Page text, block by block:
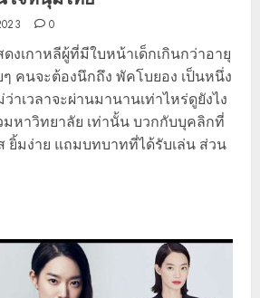
0
งเกาหลีผู้ที่มีใบหน้าเด็กเกินกว่าอายุ
คนจะต้องนึกถึง พัคโบยอง เป็นหนึ่ง
าเวลาจะผ่านมานานเท่าไหร่ดูยังไง
มหาวิทยาลัย เท่านั้น บวกกับบุคลิกที่
ยิ้มง่าย แถมบทบาทที่ได้รับเล่น ส่วน